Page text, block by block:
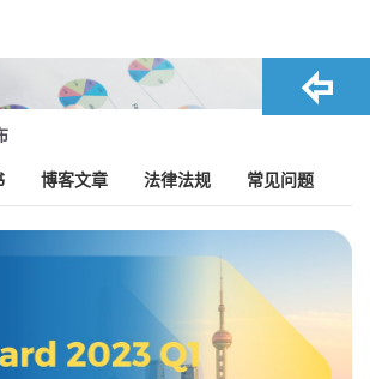
博客文章 法律法规 常见问题